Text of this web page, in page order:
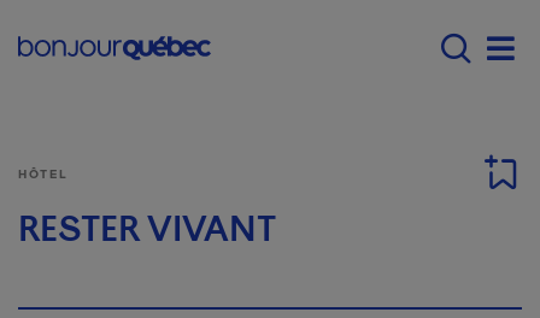
Main navigation -
HÔTEL
RESTER VIVANT